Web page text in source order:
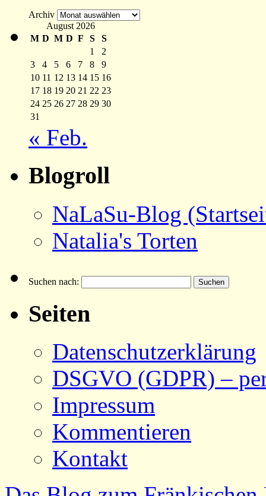
Archiv
August 2026
M D M D F S
S
1
2
3
4 5 6 7 8
9
10 11 12 13 14 15 16
17 18 19 20 21 22 23
24 25 26 27 28 29 30
31
« Feb.
Blogroll
NaLaSu-Blog
Natalia's Torten
Suchen nach:
Seiten
Datenschutzerklärung
DSGVO (GDPR) –
Impressum
Kommentieren
Kontakt